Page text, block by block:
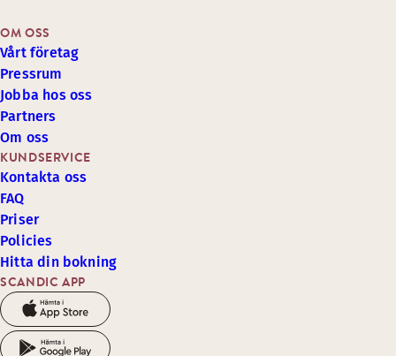
SCANDIC APP
KUNDSERVICE
Kontakta oss
FAQ
Priser
Policies
Hitta din bokning
OM OSS
Vårt företag
Pressrum
Jobba hos oss
Partners
Om oss